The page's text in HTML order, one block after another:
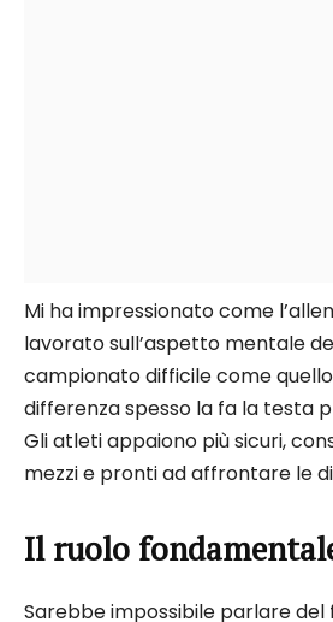
Mi ha impressionato come
lavorato sull’aspetto mentale
campionato difficile come
differenza spesso la fa la testa
Gli atleti appaiono più sicuri,
mezzi e pronti ad affrontare le
Il ruolo
Sarebbe impossibile parlare del